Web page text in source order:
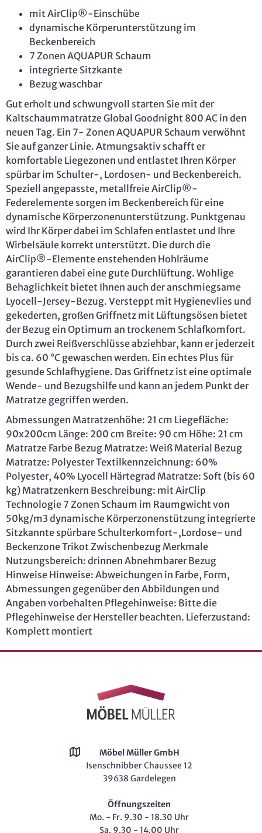
mit AirClip®-Einschübe
dynamische Körperunterstützung im
Beckenbereich
7 Zonen AQUAPUR Schaum
integrierte Sitzkante
Bezug waschbar
Gut erholt und schwungvoll starten Sie mit der
Kaltschaummatratze Global Goodnight 800 AC in den
neuen Tag. Ein 7- Zonen AQUAPUR Schaum verwöhnt
Sie auf ganzer Linie. Atmungsaktiv schafft er
komfortable Liegezonen und entlastet Ihren Körper
spürbar im Schulter-, Lordosen- und Beckenbereich.
Speziell angepasste, metallfreie AirClip®-
Federelemente sorgen im Beckenbereich für eine
dynamische Körperzonenunterstützung. Punktgenau
wird Ihr Körper dabei im Schlafen entlastet und Ihre
Wirbelsäule korrekt unterstützt. Die durch die
AirClip®-Elemente enstehenden Hohlräume
garantieren dabei eine gute Durchlüftung. Wohlige
Behaglichkeit bietet Ihnen auch der anschmiegsame
Lyocell-Jersey-Bezug. Versteppt mit Hygienevlies und
gekederten, großen Griffnetz mit Lüftungsösen bietet
der Bezug ein Optimum an trockenem Schlafkomfort.
Durch zwei Reißverschlüsse abziehbar, kann er jederzeit
bis ca. 60 °C gewaschen werden. Ein echtes Plus für
gesunde Schlafhygiene. Das Griffnetz ist eine optimale
Wende- und Bezugshilfe und kann an jedem Punkt der
Matratze gegriffen werden.
Abmessungen Matratzenhöhe: 21 cm Liegefläche:
90x200cm Länge: 200 cm Breite: 90 cm Höhe: 21 cm
Matratze Farbe Bezug Matratze: Weiß Material Bezug
Matratze: Polyester Textilkennzeichnung: 60%
Polyester, 40% Lyocell Härtegrad Matratze: Soft (bis 60
kg) Matratzenkern Beschreibung: mit AirClip
Technologie 7 Zonen Schaum im Raumgwicht von
50kg/m3 dynamische Körperzonenstützung integrierte
Sitzkannte spürbare Schulterkomfort-,Lordose- und
Beckenzone Trikot Zwischenbezug Merkmale
Nutzungsbereich: drinnen Abnehmbarer Bezug
Hinweise Hinweise: Abweichungen in Farbe, Form,
Abmessungen gegenüber den Abbildungen und
Angaben vorbehalten Pflegehinweise: Bitte die
Pflegehinweise der Hersteller beachten. Lieferzustand:
Komplett montiert
Möbel Müller GmbH
Isenschnibber Chaussee 12
39638 Gardelegen
Öffnungszeiten
Mo. - Fr. 9.30 - 18.30 Uhr
Sa. 9.30 - 14.00 Uhr